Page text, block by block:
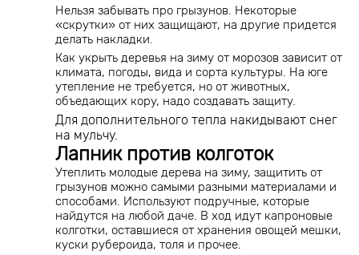
Нельзя забывать про грызунов. Некоторые
«скрутки» от них защищают, на другие придется
делать накладки.
Как укрыть деревья на зиму от морозов зависит от
климата, погоды, вида и сорта культуры. На юге
утепление не требуется, но от животных,
объедающих кору, надо создавать защиту.
Для дополнительного тепла накидывают снег
на мульчу.
Лапник против колготок
Утеплить молодые дерева на зиму, защитить от
грызунов можно самыми разными материалами и
способами. Используют подручные, которые
найдутся на любой даче. В ход идут капроновые
колготки, оставшиеся от хранения овощей мешки,
куски рубероида, толя и прочее.